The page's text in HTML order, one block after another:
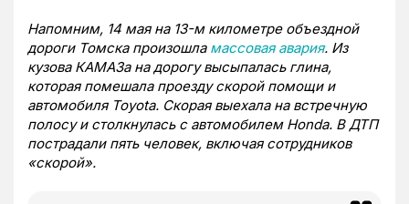
Напомним, 14 мая на 13-м километре объездной
дороги Томска произошла массовая авария. Из
кузова КАМАЗа на дорогу высыпалась глина,
которая помешала проезду скорой помощи и
автомобиля Toyota. Скорая выехала на встречную
полосу и столкнулась с автомобилем Honda. В ДТП
пострадали пять человек, включая сотрудников
«скорой».